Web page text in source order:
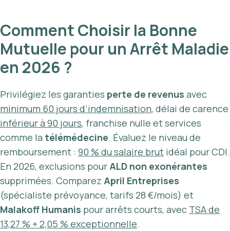
Comment Choisir la Bonne
Mutuelle pour un Arrêt Maladie
en 2026 ?
Privilégiez les garanties perte de revenus avec
minimum 60 jours d’indemnisation, délai de carence
inférieur à 90 jours, franchise nulle et services
comme la télémédecine. Évaluez le niveau de
remboursement : 90 % du salaire brut idéal pour CDI.
En 2026, exclusions pour ALD non exonérantes
supprimées. Comparez April Entreprises
(spécialiste prévoyance, tarifs 28 €/mois) et
Malakoff Humanis pour arrêts courts, avec TSA de
13,27 % + 2,05 % exceptionnelle.